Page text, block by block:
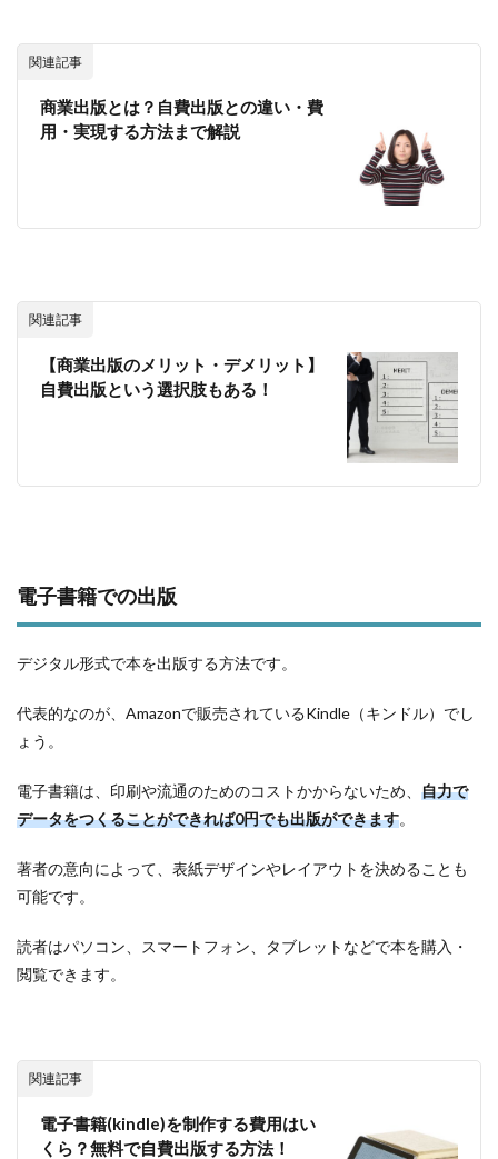
関連記事
商業出版とは？自費出版との違い・費
用・実現する方法まで解説
関連記事
【商業出版のメリット・デメリット】
自費出版という選択肢もある！
電子書籍での出版
デジタル形式で本を出版する方法です。
代表的なのが、Amazonで販売されているKindle（キンドル）でし
ょう。
電子書籍は、印刷や流通のためのコストかからないため、 自力で
データをつくることができれば0円でも出版ができます。
著者の意向によって、表紙デザインやレイアウトを決めることも
可能です。
読者はパソコン、スマートフォン、タブレットなどで本を購入・
閲覧できます。
関連記事
電子書籍(kindle)を制作する費用はい
くら？無料で自費出版する方法！